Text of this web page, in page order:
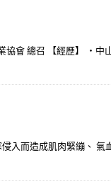
會 總召 【經歷】 ・中
入而造成肌肉緊繃、 氣